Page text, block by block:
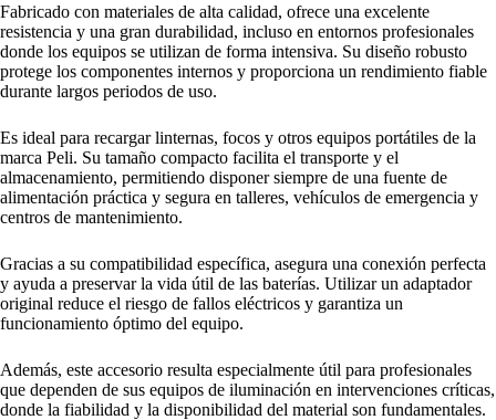
Fabricado con materiales de alta calidad, ofrece una excelente
resistencia y una gran durabilidad, incluso en entornos profesionales
donde los equipos se utilizan de forma intensiva. Su diseño robusto
protege los componentes internos y proporciona un rendimiento fiable
durante largos periodos de uso.
Es ideal para recargar linternas, focos y otros equipos portátiles de la
marca Peli. Su tamaño compacto facilita el transporte y el
almacenamiento, permitiendo disponer siempre de una fuente de
alimentación práctica y segura en talleres, vehículos de emergencia y
centros de mantenimiento.
Gracias a su compatibilidad específica, asegura una conexión perfecta
y ayuda a preservar la vida útil de las baterías. Utilizar un adaptador
original reduce el riesgo de fallos eléctricos y garantiza un
funcionamiento óptimo del equipo.
Además, este accesorio resulta especialmente útil para profesionales
que dependen de sus equipos de iluminación en intervenciones críticas,
donde la fiabilidad y la disponibilidad del material son fundamentales.